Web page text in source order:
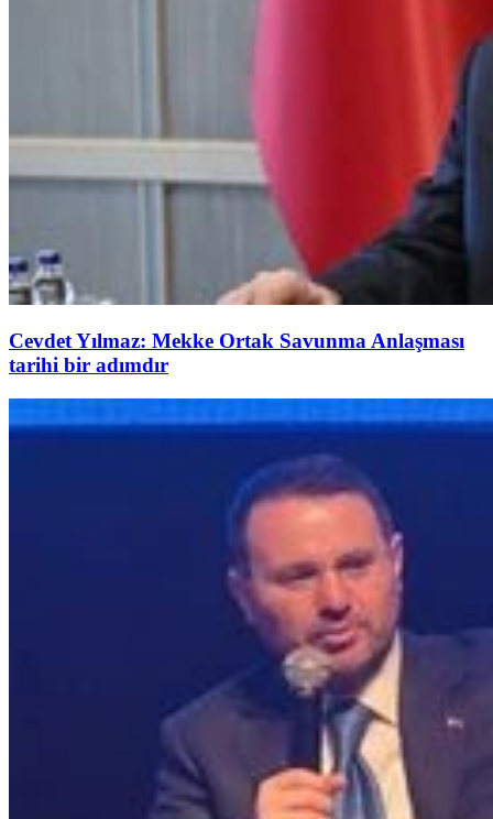
Cevdet Yılmaz: Mekke Ortak Savunma Anlaşması
tarihi bir adımdır